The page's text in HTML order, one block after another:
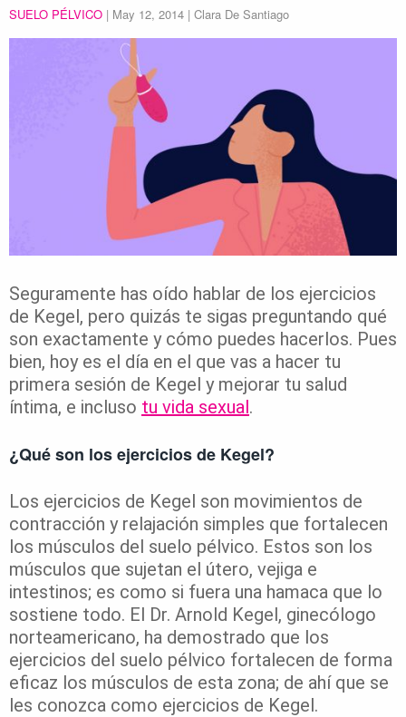
SUELO PÉLVICO | May 12, 2014 | Clara De Santiago
Seguramente has oído hablar de los ejercicios
de Kegel, pero quizás te sigas preguntando qué
son exactamente y cómo puedes hacerlos. Pues
bien, hoy es el día en el que vas a hacer tu
primera sesión de Kegel y mejorar tu salud
íntima, e incluso tu vida sexual.
¿Qué son los ejercicios de Kegel?
Los ejercicios de Kegel son movimientos de
contracción y relajación simples que fortalecen
los músculos del suelo pélvico. Estos son los
músculos que sujetan el útero, vejiga e
intestinos; es como si fuera una hamaca que lo
sostiene todo. El Dr. Arnold Kegel, ginecólogo
norteamericano, ha demostrado que los
ejercicios del suelo pélvico fortalecen de forma
eficaz los músculos de esta zona; de ahí que se
les conozca como ejercicios de Kegel.